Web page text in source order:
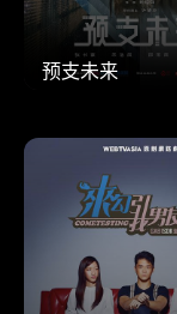
预支未来